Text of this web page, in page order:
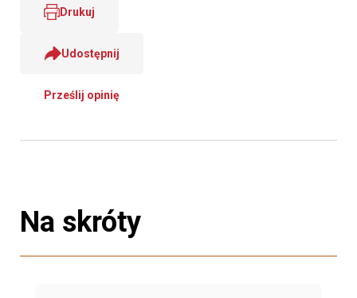
Drukuj
Udostępnij
Prześlij opinię
Na skróty